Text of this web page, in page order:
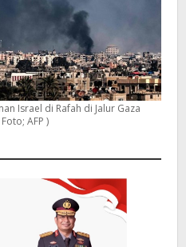
Israel di Rafah di Jalur Gaza
AFP )